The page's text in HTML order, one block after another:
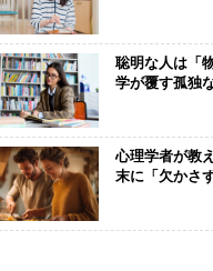
聡明な人は「
学が覆す孤独
心理学者が教
末に「欠かさ